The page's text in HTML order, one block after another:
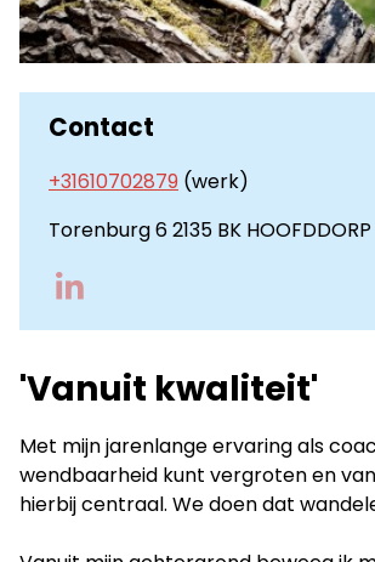
Contact
+31610702879 (werk)
Torenburg 6 2135 BK HOOFDDORP
'Vanuit kwaliteit'
Met mijn jarenlange ervaring als
wendbaarheid kunt vergroten en
hierbij centraal. We doen dat